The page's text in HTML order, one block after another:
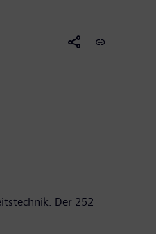
Der 252